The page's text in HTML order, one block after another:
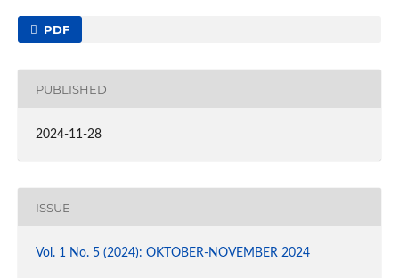
PDF
PUBLISHED
2024-11-28
ISSUE
Vol. 1 No. 5 (2024): OKTOBER-NOVEMBER 2024